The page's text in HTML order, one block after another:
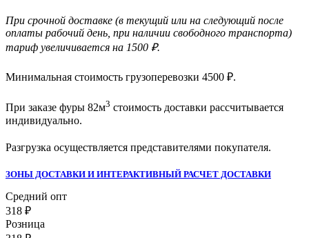
При срочной доставке (в текущий или на следующий после
оплаты рабочий день, при наличии свободного транспорта)
тариф увеличивается на 1500 ₽.
Минимальная стоимость грузоперевозки 4500 ₽.
При заказе фуры 82м3 стоимость доставки рассчитывается
индивидуально.
Разгрузка осуществляется представителями покупателя.
ЗОНЫ ДОСТАВКИ И ИНТЕРАКТИВНЫЙ РАСЧЕТ ДОСТАВКИ
Средний опт
318 ₽
Розница